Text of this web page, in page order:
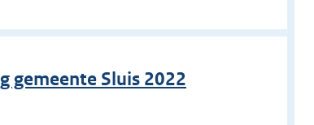
gemeente Sluis 2022